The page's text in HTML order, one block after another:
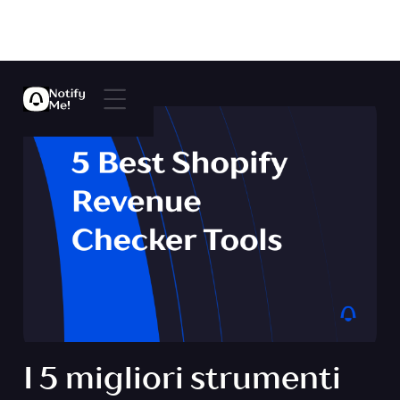
I 5 migliori strumenti